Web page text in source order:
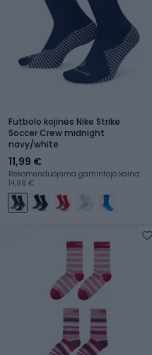
Futbolo kojinės Nike Strike
Soccer Crew midnight
navy/white
11,99 €
Rekomenduojama gamintojo kaina:
14,99 €